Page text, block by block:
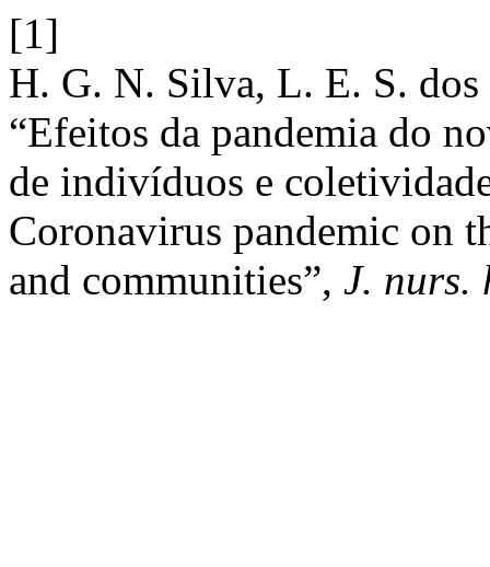
[1]
H. G. N. Silva, L. E. S.
“Efeitos da pandemia do
de indivíduos e
Coronavirus pandemic on
and communities”, J. nurs.